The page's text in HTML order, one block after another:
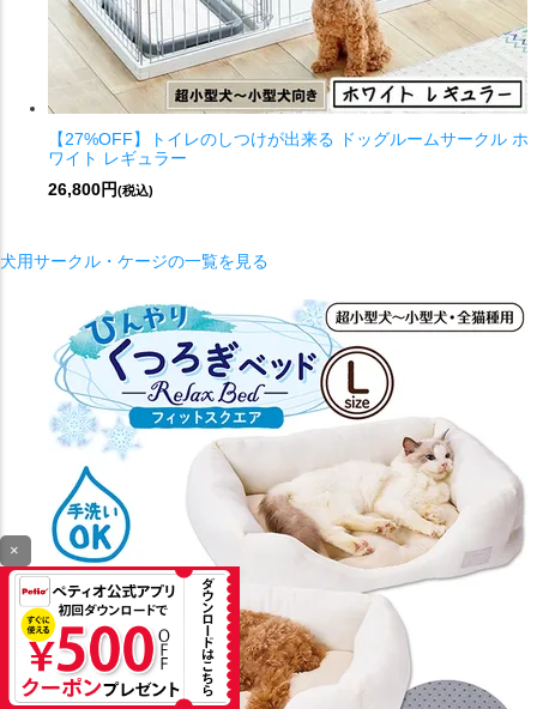
【27%OFF】トイレのしつけが出来る ドッグルームサークル ホ
ワイト レギュラー
26,800円(税込)
犬用サークル・ケージの一覧を見る
×